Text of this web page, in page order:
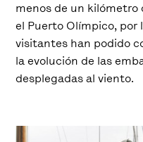
menos de un kilómetro
el Puerto Olímpico, por
visitantes han podido
la evolución de las
desplegadas al viento.